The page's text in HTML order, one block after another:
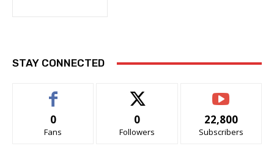
STAY CONNECTED
0
Fans
0
Followers
22,800
Subscribers